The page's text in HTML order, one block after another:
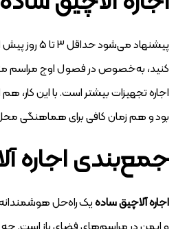
پیشنهاد
کنید، به‌خصوص در فصول اوج مراسم مثل
اجاره تجهیزات بیشتر است. با این
بود و هم زمان کافی برای هماهنگی
جمع‌بندی اجاره
اجاره آلاچیق سادهیک راه‌حل هوشمندانه